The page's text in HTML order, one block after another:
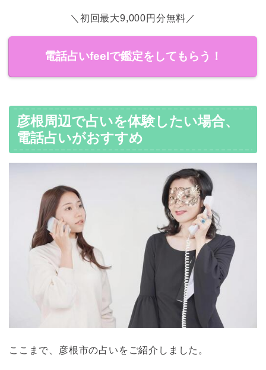
＼初回最大9,000円分無料／
電話占いfeelで鑑定をしてもらう！
彦根周辺で占いを体験したい場合、
電話占いがおすすめ
ここまで、彦根市の占いをご紹介しました。